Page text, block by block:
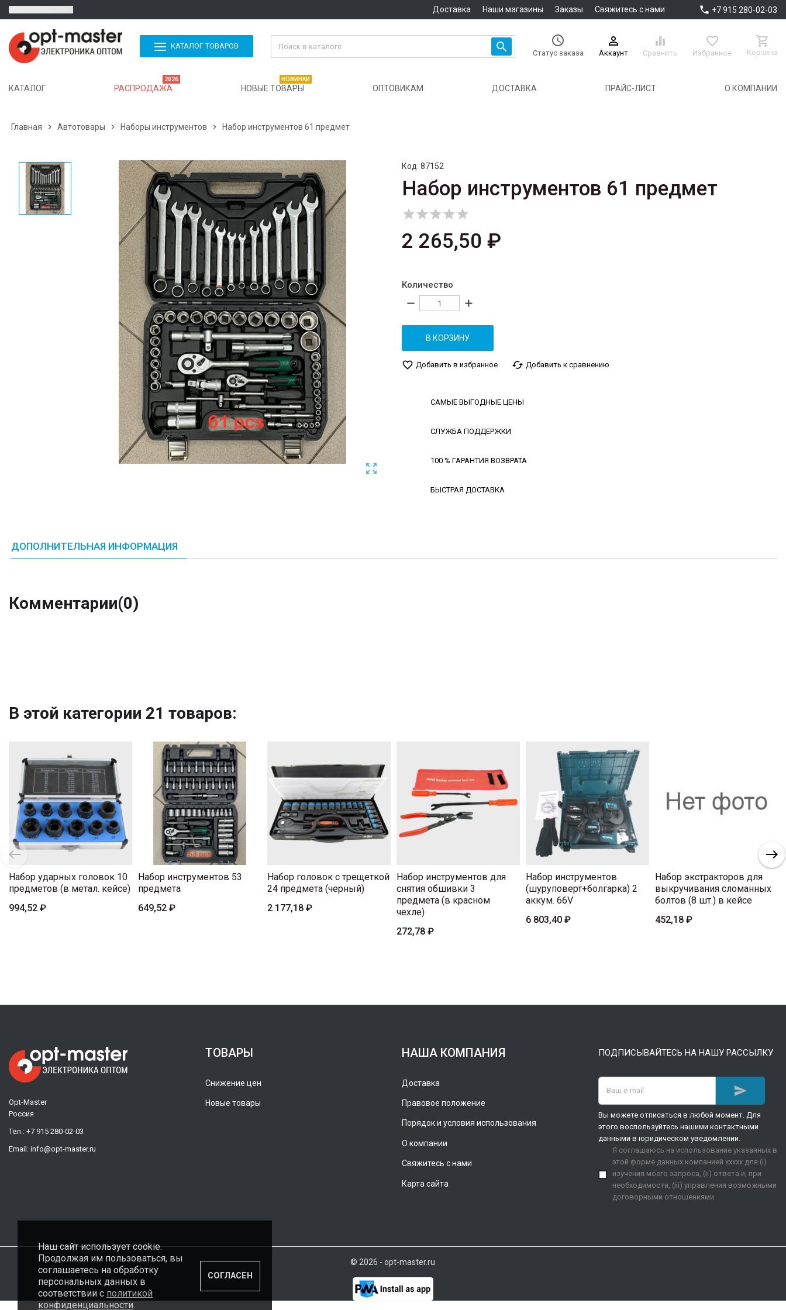
Доставка Наши магазины Заказы Свяжитесь с нами  +7 915 280-02-03
КАТАЛОГ ТОВАРОВ  
Статус заказа

Аккаунт

Сравнить

Избранное

Корзина
КАТАЛОГ РАСПРОДАЖА
2026
НОВЫЕ ТОВАРЫ
НОВИНКИ
ОПТОВИКАМ ДОСТАВКА ПРАЙС-ЛИСТ О КОМПАНИИ
Главная  Автотовары  Наборы инструментов  Набор инструментов 61 предмет

Код: 87152
Набор инструментов 61 предмет

2 265,50 ₽
Количество
remove add
В КОРЗИНУ
favorite_border Добавить в избранное cached Добавить к сравнению
САМЫЕ ВЫГОДНЫЕ ЦЕНЫ
СЛУЖБА ПОДДЕРЖКИ
100 % ГАРАНТИЯ ВОЗВРАТА
БЫСТРАЯ ДОСТАВКА
ДОПОЛНИТЕЛЬНАЯ ИНФОРМАЦИЯ
Комментарии(0)
В этой категории 21 товаров:
Набор ударных головок 10
предметов (в метал. кейсе)
994,52 ₽
Набор инструментов 53
предмета
649,52 ₽
Набор головок с трещеткой
24 предмета (черный)
2 177,18 ₽
Набор инструментов для
снятия обшивки 3
предмета (в красном
чехле)
272,78 ₽
Набор инструментов
(шуруповерт+болгарка) 2
аккум. 66V
6 803,40 ₽
Набор экстракторов для
выкручивания сломанных
болтов (8 шт.) в кейсе
452,18 ₽
Opt-Master
Россия
Тел.: +7 915 280-02-03
Email: info@opt-master.ru
ТОВАРЫ
Снижение цен
Новые товары
НАША КОМПАНИЯ
Доставка
Правовое положение
Порядок и условия использования
О компании
Свяжитесь с нами
Карта сайта
ПОДПИСЫВАЙТЕСЬ НА НАШУ РАССЫЛКУ

Вы можете отписаться в любой момент. Для
этого воспользуйтесь нашими контактными
данными в юридическом уведомлении.
Я соглашаюсь на использование указанных в
этой форме данных компанией xxxxx для (i)
изучения моего запроса, (ii) ответа и, при
необходимости, (iii) управления возможными
договорными отношениями.
© 2026 - opt-master.ru
Наш сайт использует cookie.
Продолжая им пользоваться, вы
соглашаетесь на обработку
персональных данных в
соответствии с политикой
конфиденциальности.
СОГЛАСЕН